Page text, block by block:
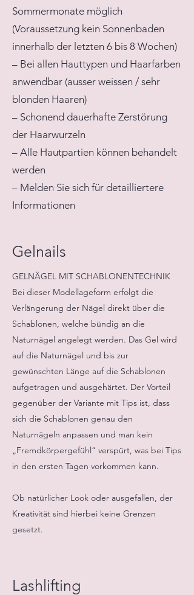
Sommermonate möglich
(Voraussetzung kein Sonnenbaden
innerhalb der letzten 6 bis 8 Wochen)
– Bei allen Hauttypen und Haarfarben
anwendbar (ausser weissen / sehr
blonden Haaren)
– Schonend dauerhafte Zerstörung
der Haarwurzeln
– Alle Hautpartien können behandelt
werden
– Melden Sie sich für detailliertere
Informationen
Gelnails
GELNÄGEL MIT SCHABLONENTECHNIK
Bei dieser Modellageform erfolgt die
Verlängerung der Nägel direkt über die
Schablonen, welche bündig an die
Naturnägel angelegt werden. Das Gel wird
auf die Naturnägel und bis zur
gewünschten Länge auf die Schablonen
aufgetragen und ausgehärtet. Der Vorteil
gegenüber der Variante mit Tips ist, dass
sich die Schablonen genau den
Naturnägeln anpassen und man kein
„Fremdkörpergefühl“ verspürt, was bei Tips
in den ersten Tagen vorkommen kann.
Ob natürlicher Look oder ausgefallen, der
Kreativität sind hierbei keine Grenzen
gesetzt.
Lashlifting